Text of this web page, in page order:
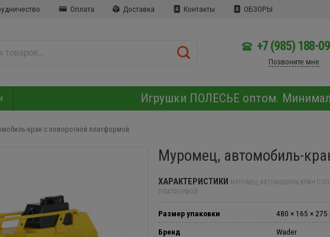
Оплата Доставка Контакты ОБЗОРЫ
+7 (985) 188-
Позвоните мне
Игрушки ПОЛЕСЬЕ оптом.
кран с поворотной платформой
Муромец, автомобиль-
ХАРАКТЕРИСТИКИ МУРОМЕЦ, АВТОМОБИЛЬ-КРАН С
ПЛАТФОРМОЙ
Размер упаковки
480 × 165 ×
Бренд
Wader